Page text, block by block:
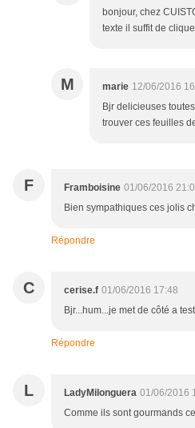
bonjour, chez
texte il suffit de
M marie 12/06/2016
Bjr delicieuses
trouver ces feuilles
F Framboisine 01/06/2016
Bien sympathiques ces jolis
Répondre
C cerise.f 01/06/2016 17:48
Bjr...hum...je met de côté a
Répondre
L LadyMilonguera 01/06/2016
Comme ils sont gourmands